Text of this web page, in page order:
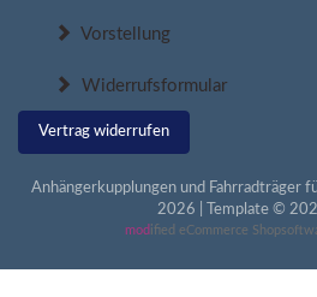
Vorstellung
Widerrufsformular
Vertrag widerrufen
Anhängerkupplungen und Fahrradträger
2026 | Template ©
mod ified eCommerce